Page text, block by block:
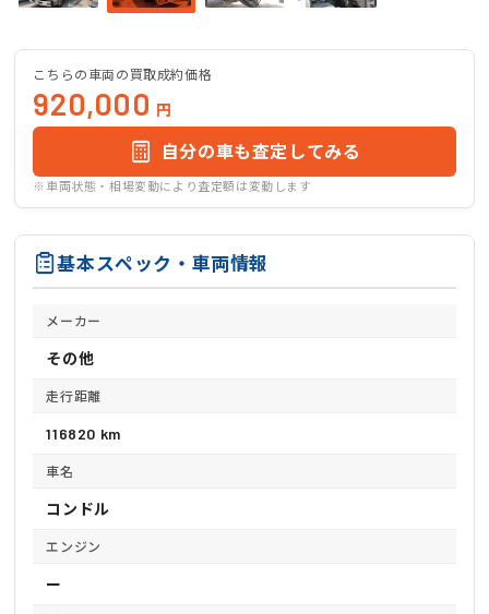
こちらの車両の買取成約価格
920,000 円
自分の車も査定してみる
※車両状態・相場変動により査定額は変動します
基本スペック・車両情報
メーカー
その他
走行距離
116820 km
車名
コンドル
エンジン
ー